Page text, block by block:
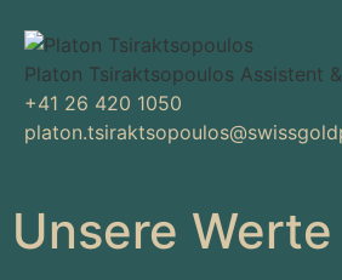
Platon Tsiraktsopoulos Assistent
+41 26 420 1050
Unsere Werte